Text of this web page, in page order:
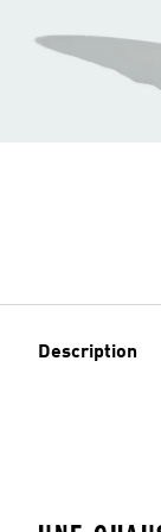
Description